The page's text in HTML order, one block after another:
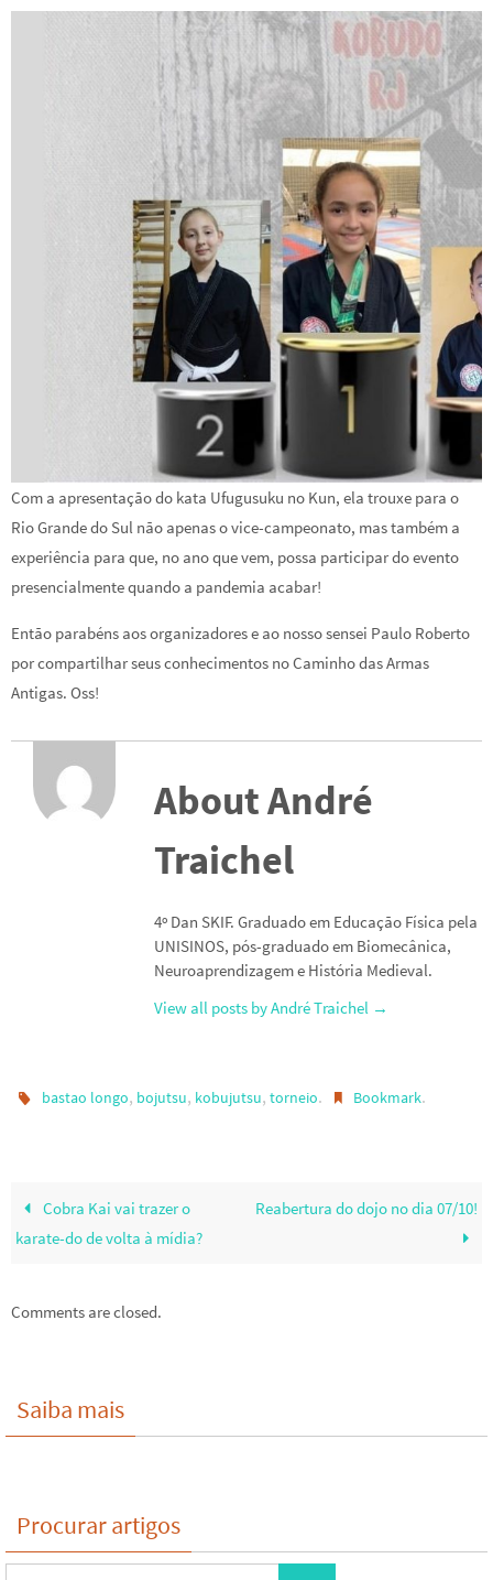
Com a apresentação do kata Ufugusuku no Kun, ela trouxe para o
Rio Grande do Sul não apenas o vice-campeonato, mas também a
experiência para que, no ano que vem, possa participar do evento
presencialmente quando a pandemia acabar!
Então parabéns aos organizadores e ao nosso sensei Paulo Roberto
por compartilhar seus conhecimentos no Caminho das Armas
Antigas. Oss!
About André
Traichel
4º Dan SKIF. Graduado em Educação Física pela
UNISINOS, pós-graduado em Biomecânica,
Neuroaprendizagem e História Medieval.
View all posts by André Traichel →
bastao longo, bojutsu, kobujutsu,torneio. Bookmark.
Cobra Kai vai trazer o
karate-do de volta à mídia?
Reabertura do dojo no dia 07/10!
Comments are closed.
Saiba mais
Procurar artigos